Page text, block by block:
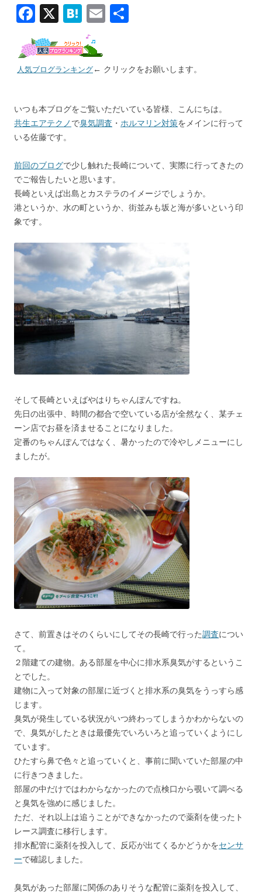
F
ac
e
b
o
k
X H
at
e
n
E
l
人気ブログランキング← クリックをお願いします。
いつも本ブログをご覧いただいている皆様、こんにちは。
共生エアテクノ で臭気調査 ・ ホルマリン対策をメインに行って
いる佐藤です。
前回のブログで少し触れた長崎について、実際に行ってきたの
でご報告したいと思います。
長崎といえば出島とカステラのイメージでしょうか。
港というか、水の町というか、街並みも坂と海が多いという印
象です。
そして長崎といえばやはりちゃんぽんですね。
先日の出張中、時間の都合で空いている店が全然なく、某チェ
ーン店でお昼を済ませることになりました。
定番のちゃんぽんではなく、暑かったので冷やしメニューにし
ましたが。
さて、前置きはそのくらいにしてその長崎で行った調査につい
て。
２階建ての建物。ある部屋を中心に排水系臭気がするというこ
とでした。
建物に入って対象の部屋に近づくと排水系の臭気をうっすら感
じます。
臭気が発生している状況がいつ終わってしまうかわからないの
で、臭気がしたときは最優先でいろいろと追っていくようにし
ています。
ひたすら鼻で色々と追っていくと、事前に聞いていた部屋の中
に行きつきました。
部屋の中だけではわからなかったので点検口から覗いて調べる
と臭気を強めに感じました。
ただ、それ以上は追うことができなかったので薬剤を使ったト
レース調査に移行します。
排水配管に薬剤を投入して、反応が出てくるかどうかをセンサ
ーで確認しました。
臭気があった部屋に関係のありそうな配管に薬剤を投入して、